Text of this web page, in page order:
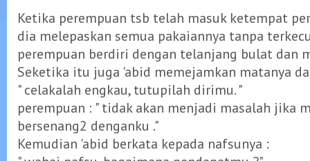
Ketika perempuan tsb telah masuk ketempat
dia melepaskan semua pakaiannya tanpa
perempuan berdiri dengan telanjang bulat dan
Seketika itu juga 'abid memejamkan matanya
" celakalah engkau, tutupilah dirimu. "
perempuan : " tidak akan menjadi masalah jika
bersenang2 denganku ."
Kemudian 'abid berkata kepada nafsunya :